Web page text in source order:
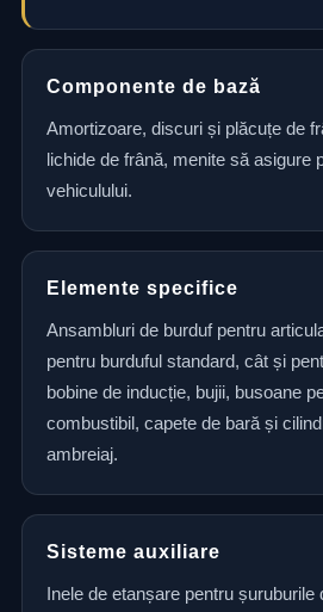
Componente de bază
Amortizoare, discuri și plăcuțe de
lichide de frână, menite să asigure
vehiculului.
Elemente specifice
Ansambluri de burduf pentru
pentru burduful standard, cât și
bobine de inducție, bujii, busoane
combustibil, capete de bară și
ambreiaj.
Sisteme auxiliare
Inele de etanșare pentru șuruburile